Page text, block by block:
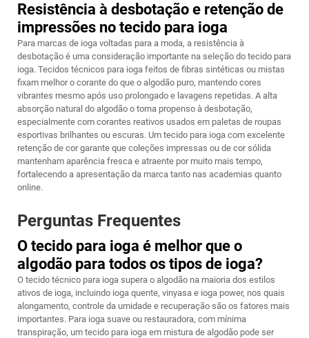
Resistência à desbotação e retenção de
impressões no tecido para ioga
Para marcas de ioga voltadas para a moda, a resistência à
desbotação é uma consideração importante na seleção do tecido para
ioga. Tecidos técnicos para ioga feitos de fibras sintéticas ou mistas
fixam melhor o corante do que o algodão puro, mantendo cores
vibrantes mesmo após uso prolongado e lavagens repetidas. A alta
absorção natural do algodão o torna propenso à desbotação,
especialmente com corantes reativos usados em paletas de roupas
esportivas brilhantes ou escuras. Um tecido para ioga com excelente
retenção de cor garante que coleções impressas ou de cor sólida
mantenham aparência fresca e atraente por muito mais tempo,
fortalecendo a apresentação da marca tanto nas academias quanto
online.
Perguntas Frequentes
O tecido para ioga é melhor que o
algodão para todos os tipos de ioga?
O tecido técnico para ioga supera o algodão na maioria dos estilos
ativos de ioga, incluindo ioga quente, vinyasa e ioga power, nos quais
alongamento, controle da umidade e recuperação são os fatores mais
importantes. Para ioga suave ou restauradora, com mínima
transpiração, um tecido para ioga em mistura de algodão pode ser